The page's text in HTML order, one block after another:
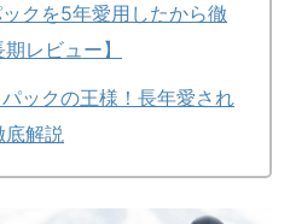
ックを5年愛用したから徹
レビュー】
パックの王様！長年愛され
底解説